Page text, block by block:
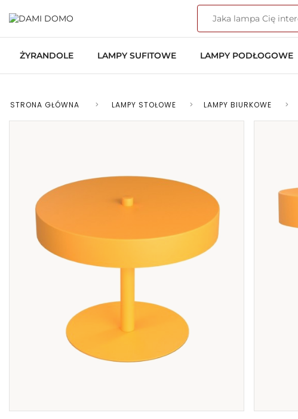
ŻYRANDOLE LAMPY SUFITOWE LAMPY PODŁOGOWE
STRONA GŁÓWNA > LAMPY STOŁOWE > LAMPY BIURKOWE >